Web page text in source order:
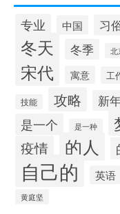
专业 中国 习
冬天 冬季 北
宋代 寓意 工
技能 攻略 新
是一个 是一种
疫情 的人
自己的 英语
黄庭坚